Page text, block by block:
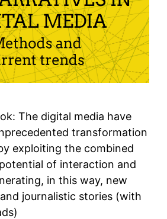
The digital media have
transformation
exploiting the combined
of interaction and
in this way, new
journalistic stories (with